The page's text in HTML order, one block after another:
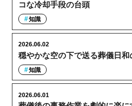
コな冷却手段の台頭
知識
穏やかな空の下で送る葬儀日和
2026.06.02
知識
2026.06.01